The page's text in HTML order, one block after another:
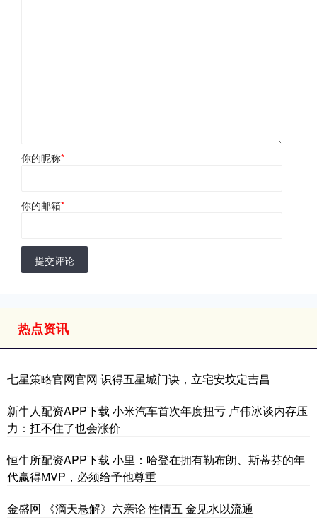
你的昵称*
你的邮箱*
提交评论
热点资讯
七星策略官网官网 识得五星城门诀，立宅安坟定吉昌
新牛人配资APP下载 小米汽车首次年度扭亏 卢伟冰谈内存压
力：扛不住了也会涨价
恒牛所配资APP下载 小里：哈登在拥有勒布朗、斯蒂芬的年
代赢得MVP，必须给予他尊重
金盛网 《滴天悬解》六亲论 性情五 金见水以流通